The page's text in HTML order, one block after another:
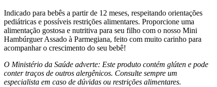
Indicado para bebês a partir de 12 meses, respeitando orientações
pediátricas e possíveis restrições alimentares. Proporcione uma
alimentação gostosa e nutritiva para seu filho com o nosso Mini
Hambúrguer Assado à Parmegiana, feito com muito carinho para
acompanhar o crescimento do seu bebê!
O Ministério da Saúde adverte: Este produto contém glúten e pode
conter traços de outros alergênicos. Consulte sempre um
especialista em caso de dúvidas ou restrições alimentares.